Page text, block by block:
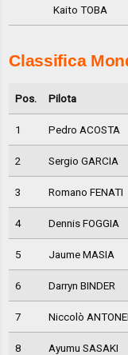
Kaito TOBA
Classifica
Pos. Pilota
1 Pedro ACOSTA
2 Sergio GARCIA
3 Romano FENATI
4 Dennis FOGGIA
5 Jaume MASIA
6 Darryn BINDER
7 Niccolò
8 Ayumu SASAKI